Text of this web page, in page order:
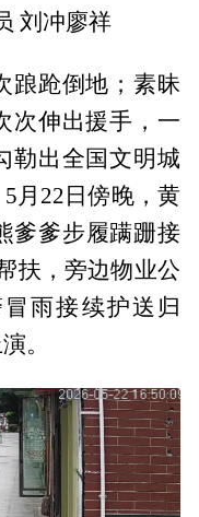
刘冲廖祥
踉跄倒地；素昧
次伸出援手，一
勒出全国文明城
月22日傍晚，黄
爹爹步履蹒跚接
扶，旁边物业公
雨接续护送归
。